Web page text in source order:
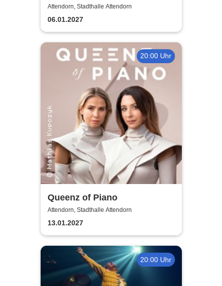
Musik-Comedy-Stand-up-
Show! - (ständig aktualisiert)
Attendorn, Stadthalle Attendorn
06.01.2027
20:00 Uhr
Queenz of Piano
Attendorn, Stadthalle Attendorn
13.01.2027
20:00 Uhr